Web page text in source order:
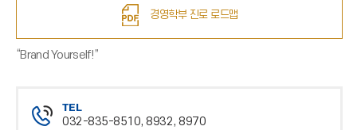
경영학부 진로 로드맵
“Brand Yourself!”
TEL
032-835-8510, 8932, 8970